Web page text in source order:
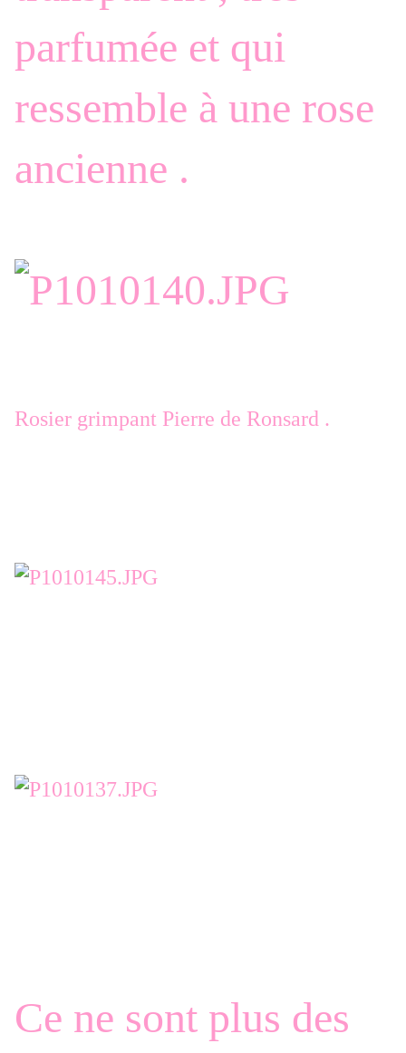
parfumée et qui
ressemble à une rose
ancienne .
Rosier grimpant Pierre de Ronsard .
Ce ne sont plus des